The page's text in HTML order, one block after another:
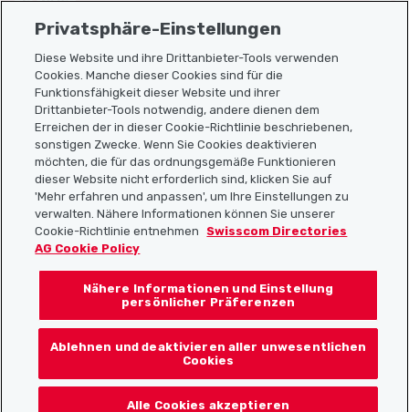
Sitemap
Nützliche Links
Localcities App herunterladen
Folgt uns auf:
Privatsphäre-Einstellungen
Diese Website und ihre Drittanbieter-Tools verwenden
Cookies. Manche dieser Cookies sind für die
Funktionsfähigkeit dieser Website und ihrer
Drittanbieter-Tools notwendig, andere dienen dem
Erreichen der in dieser Cookie-Richtlinie beschriebenen,
sonstigen Zwecke. Wenn Sie Cookies deaktivieren
möchten, die für das ordnungsgemäße Funktionieren
dieser Website nicht erforderlich sind, klicken Sie auf
'Mehr erfahren und anpassen', um Ihre Einstellungen zu
verwalten. Nähere Informationen können Sie unserer
Cookie-Richtlinie entnehmen
Swisscom Directories
AG Cookie Policy
Nähere Informationen und Einstellung
persönlicher Präferenzen
Ablehnen und deaktivieren aller unwesentlichen
Cookies
Alle Cookies akzeptieren